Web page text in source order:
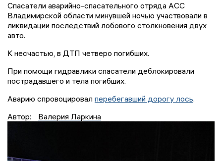
Спасатели аварийно-спасательного отряда АСС
Владимирской области минувшей ночью участвовали в
ликвидации последствий лобового столкновения двух
авто.
К несчастью, в ДТП четверо погибших.
При помощи гидравлики спасатели деблокировали
пострадавшего и тела погибших.
Аварию спровоцировал перебегавший дорогу лось.
Автор:
Валерия Ларкина